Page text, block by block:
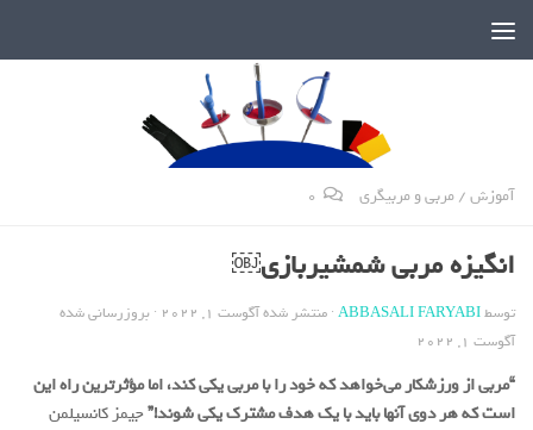
آموزش/مربی و مربیگری 0
انگیزه مربی شمشیربازی￼
توسطABBASALI FARYABI · منتشر شدهآگوست 1, 2022
· بروزرسانی شده
آگوست 1, 2022
“مربی از ورزشکار می‌خواهد که خود را با مربی یکی کند، اما مؤثرترین راه این
است که هر دوی آنها باید با یک هدف مشترک یکی شوند!”جیمز کانسیلمن